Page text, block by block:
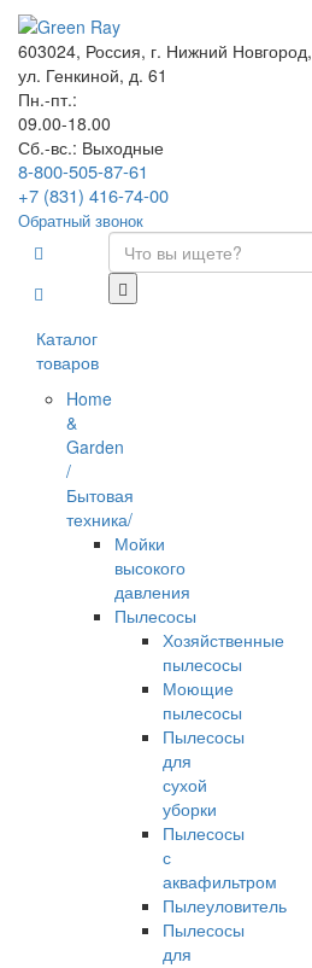
603024, Россия, г. Нижний Новгород,
ул. Генкиной, д. 61
Пн.-пт.:
09.00-18.00
Сб.-вс.: Выходные
8-800-505-87-61
+7 (831) 416-74-00
Обратный звонок
Каталог
товаров
Home
&
Garden
/
Бытовая
техника/
Мойки
высокого
давления
Пылесосы
Хозяйственные
пылесосы
Моющие
пылесосы
Пылесосы
для
сухой
уборки
Пылесосы
с
аквафильтром
Пылеуловитель
Пылесосы
для